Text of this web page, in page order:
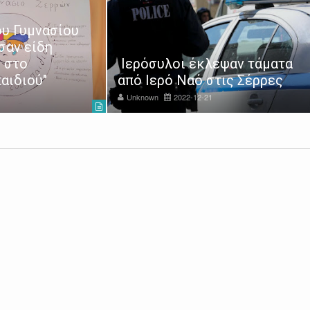
Γυμνασίου
είδη
στο
Ιερόσυλοι έκλεψαν τάματα
από Ιερό Ναό στις Σέρρες
Unknown 2022-12-21